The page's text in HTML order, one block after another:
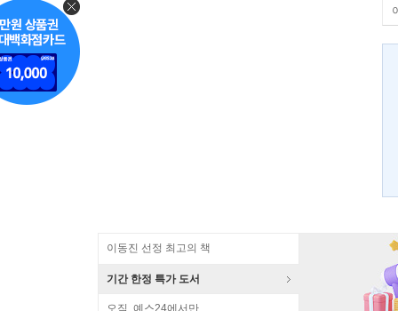
이동진 선정 최고의 책
기간 한정 특가 도서